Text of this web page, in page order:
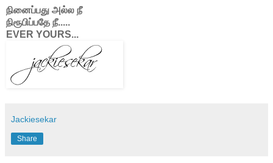
நினைப்பது அல்ல நீ
நிரூபிப்பதே நீ.....
EVER YOURS...
Jackiesekar
Share